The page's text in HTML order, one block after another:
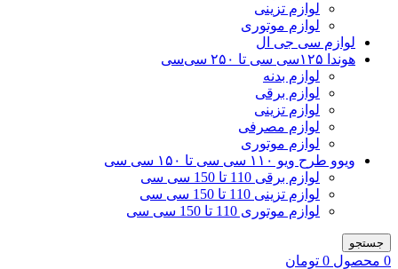
لوازم تزینی
لوازم موتوری
لوازم سی جی ال
هوندا ۱۲۵سی سی تا ۲۵۰ سی‌سی
لوازم بدنه
لوازم برقی
لوازم تزینی
لوازم مصرفی
لوازم موتوری
ویوو طرح ویو ۱۱۰ سی سی تا ۱۵۰ سی سی
لوازم برقی 110 تا 150 سی سی
لوازم تزینی 110 تا 150 سی سی
لوازم موتوری 110 تا 150 سی سی
جستجو
0 محصول 0 تومان